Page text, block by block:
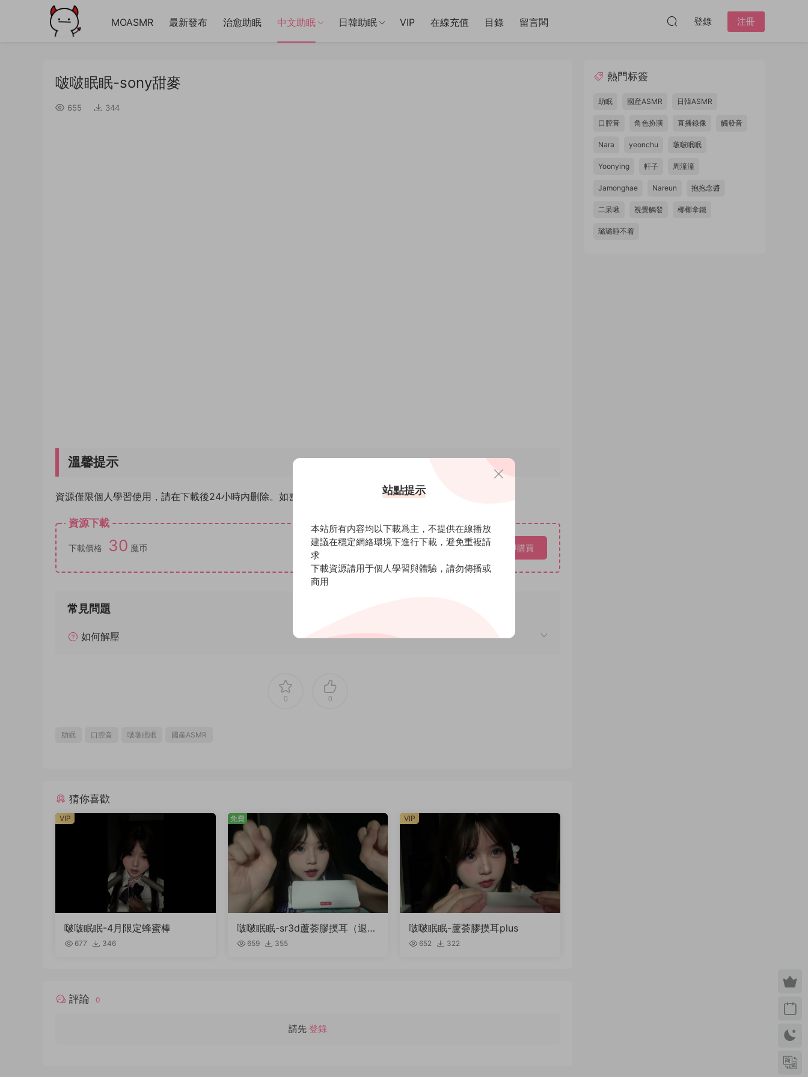
MOASMR 最新發布 治愈助眠 中文助眠 日韓助眠 VIP 在線充值 目錄 留言闆 登錄 注冊
啵啵眠眠-sony甜麥
655 344
溫馨提示
資源僅限個人學習使用，請在下載後24小時内删除。如喜歡請支持原創作者！
資源下載
下載價格 30 魔币 VIP免費 立即購買
常見問題
如何解壓
0 0
助眠 口腔音 啵啵眠眠 國産ASMR
猜你喜歡
啵啵眠眠-4月限定蜂蜜棒
677 346
VIP
啵啵眠眠-sr3d蘆荟膠摸耳（退回
稿件）
659 355
免費
啵啵眠眠-蘆荟膠摸耳plus
652 322
VIP
評論 0
請先 登錄
熱門标簽
助眠 國産ASMR 日韓ASMR
口腔音 角色扮演 直播錄像 觸發音
Nara yeonchu 啵啵眠眠
Yoonying 軒子 周潼潼
Jamonghae Nareun 抱抱念醬
二呆啾 視覺觸發 椰椰拿鐵
璐璐睡不着
站點提示
本站所有内容均以下載爲主，不提供在線播放
建議在穩定網絡環境下進行下載，避免重複請
求
下載資源請用于個人學習與體驗，請勿傳播或
商用